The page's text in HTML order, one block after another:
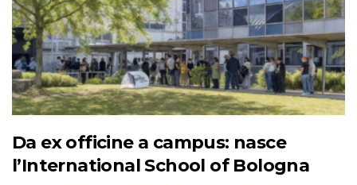
Da ex officine a campus: nasce
l’International School of Bologna